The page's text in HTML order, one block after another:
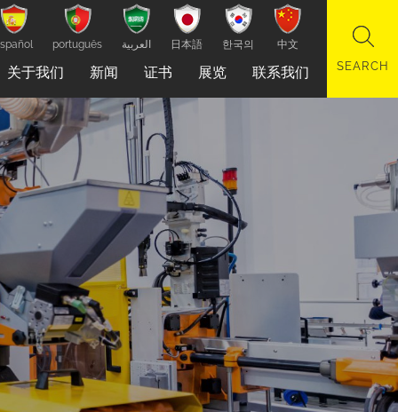
português العربية 日本語 한국의 中文
关于我们 新闻 证书 展览 联系我们